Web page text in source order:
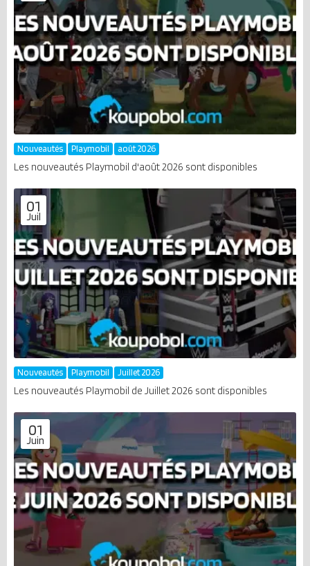
Nouveautés Playmobil août 2026
Les nouveautés Playmobil d'août 2026 sont disponibles
01
Juil
Nouveautés Playmobil Juillet 2026
Les nouveautés Playmobil de Juillet 2026 sont disponibles
01
Juin